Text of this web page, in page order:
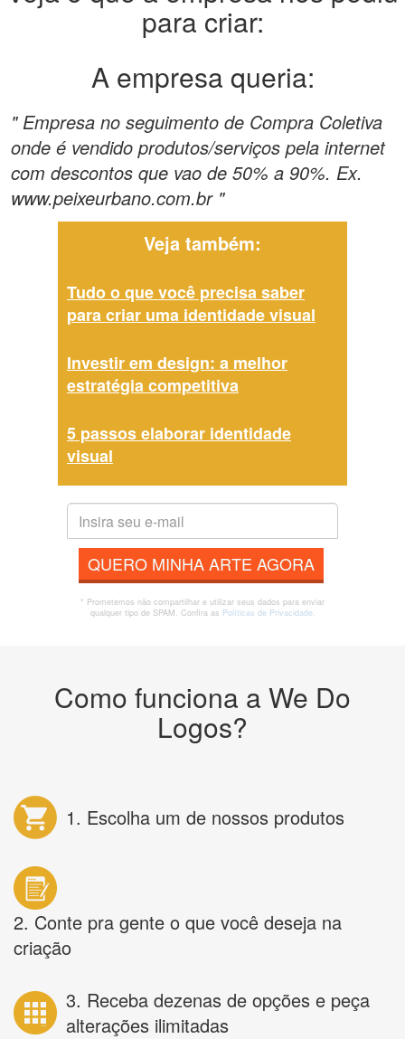
para criar:
A empresa queria:
" Empresa no seguimento de Compra Coletiva
onde é vendido produtos/serviços pela internet
com descontos que vao de 50% a 90%. Ex.
www.peixeurbano.com.br "
Veja também:
Tudo o que você precisa saber
para criar uma identidade visual
Investir em design: a melhor
estratégia competitiva
5 passos elaborar identidade
visual
QUERO MINHA ARTE AGORA
* Prometemos não compartilhar e utilizar seus dados para enviar
qualquer tipo de SPAM. Confira as Políticas de Privacidade.
Como funciona a We Do
Logos?
1. Escolha um de nossos produtos
2. Conte pra gente o que você deseja na
criação
3. Receba dezenas de opções e peça
alterações ilimitadas